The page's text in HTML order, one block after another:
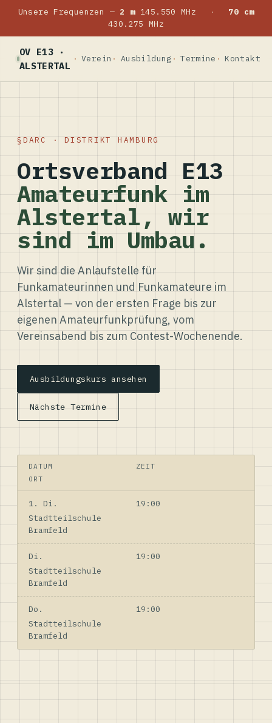
Unsere Frequenzen — 2 m145.550 MHz ·
70 cm
430.275 MHz
OV E13 ·
ALSTERTAL
Verein Ausbildung Termine Kontakt
DARC · DISTRIKT HAMBURG
Ortsverband E13
Amateurfunk im
Alstertal, wir
sind im Umbau.
Wir sind die Anlaufstelle für
Funkamateurinnen und Funkamateure im
Alstertal — von der ersten Frage bis zur
eigenen Amateurfunkprüfung, vom
Vereinsabend bis zum Contest-Wochenende.
Ausbildungskurs ansehen
Nächste Termine
DATUM
ZEIT
ORT
1. Di.
19:00
Stadtteilschule
Bramfeld
Di.
19:00
Stadtteilschule
Bramfeld
Do.
19:00
Stadtteilschule
Bramfeld